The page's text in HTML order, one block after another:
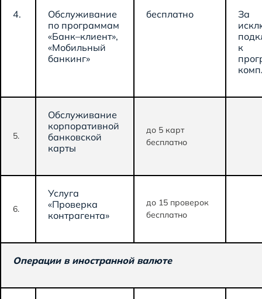
4.
Обслуживание
по программам
«Банк–клиент»,
«Мобильный
банкинг»
бесплатно
За
к
5.
Обслуживание
корпоративной
банковской
карты
до 5 карт
бесплатно
6.
Услуга
«Проверка
контрагента»
до 15 проверок
бесплатно
Операции в иностранной валюте